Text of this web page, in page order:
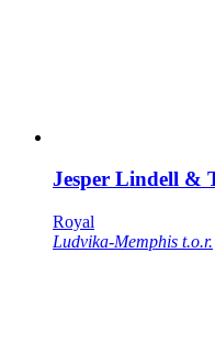
Jesper Lindell &
Royal
Ludvika-Memphis t.o.r.